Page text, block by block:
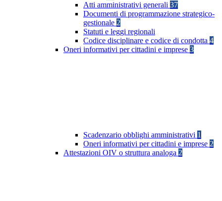
Atti amministrativi generali 37
Documenti di programmazione strategico-
gestionale 2
Statuti e leggi regionali
Codice disciplinare e codice di condotta 4
Oneri informativi per cittadini e imprese 3
Scadenzario obblighi amministrativi 1
Oneri informativi per cittadini e imprese 2
Attestazioni OIV o struttura analoga 2